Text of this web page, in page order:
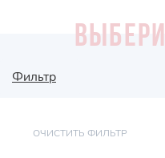
ВЫБЕРИ
Фильтр
ОЧИСТИТЬ ФИЛЬТР